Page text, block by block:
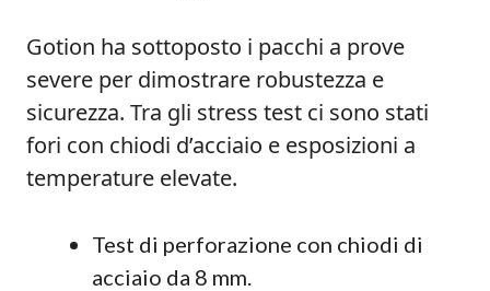
Gotion ha sottoposto i pacchi a prove
severe per dimostrare robustezza e
sicurezza. Tra gli stress test ci sono stati
fori con chiodi d’acciaio e esposizioni a
temperature elevate.
Test di perforazione con chiodi di
acciaio da 8 mm.